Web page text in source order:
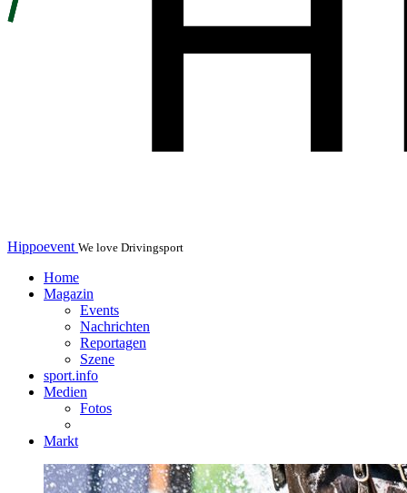
Hippoevent We love Drivingsport
Home
Magazin
Events
Nachrichten
Reportagen
Szene
sport.info
Medien
Fotos
Markt